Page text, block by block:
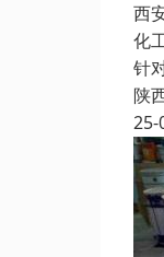
西
化
针
陕
25-